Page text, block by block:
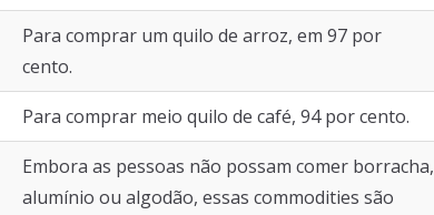
Para comprar um quilo de arroz, em 97 por
cento.
Para comprar meio quilo de café, 94 por cento.
Embora as pessoas não possam comer borracha,
alumínio ou algodão, essas commodities são